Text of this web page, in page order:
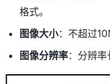
格式。
图像大小：不超过
图像分辨率：分辨